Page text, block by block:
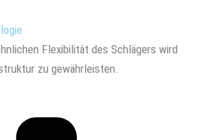
Flexibilität des Schlägers wird
zu gewährleisten.